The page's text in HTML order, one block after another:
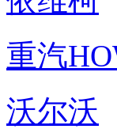
重汽
沃尔沃